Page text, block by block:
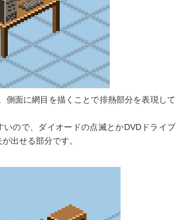
側面に網目を描くことで排熱部分を表現して
いので、ダイオードの点滅とかDVDドライブ
出せる部分です。